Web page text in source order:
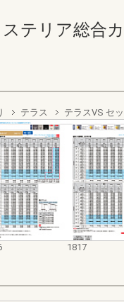
テリア総合
テラス テラスVS セ
1817